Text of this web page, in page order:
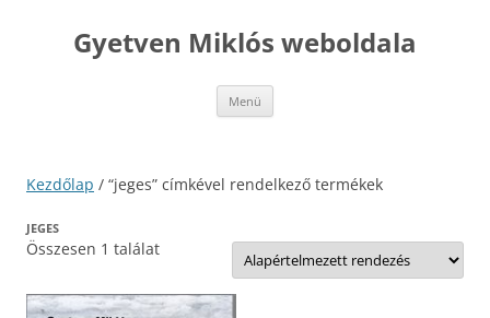
tartalombaGyetven Miklós weboldala
Menü
Kezdőlap / “jeges” címkével rendelkező termékek
JEGES
Összesen 1 találat